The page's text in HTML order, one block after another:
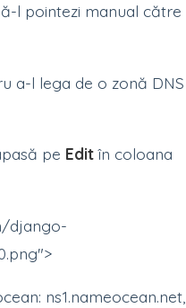
l pointezi manual către
a-l lega de o zonă DNS
pe Editîn coloana
django-
ns1.nameocean.net,